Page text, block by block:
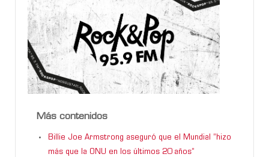
Más contenidos
Billie Joe Armstrong aseguró que el Mundial “hizo
más que la ONU en los últimos 20 años”